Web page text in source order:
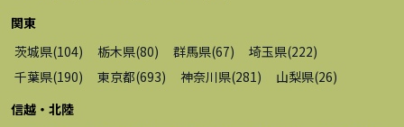
関東
茨城県(104) 栃木県(80) 群馬県(67) 埼玉県(222)
千葉県(190) 東京都(693) 神奈川県(281 ) 山梨県(26)
信越・北陸